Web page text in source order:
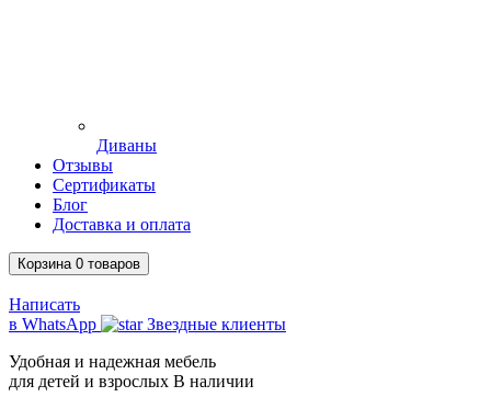
Диваны
Отзывы
Сертификаты
Блог
Доставка и оплата
Корзина 0 товаров
Написать
в WhatsApp
Звездные клиенты
Удобная и надежная мебель
для детей и взрослых В наличии